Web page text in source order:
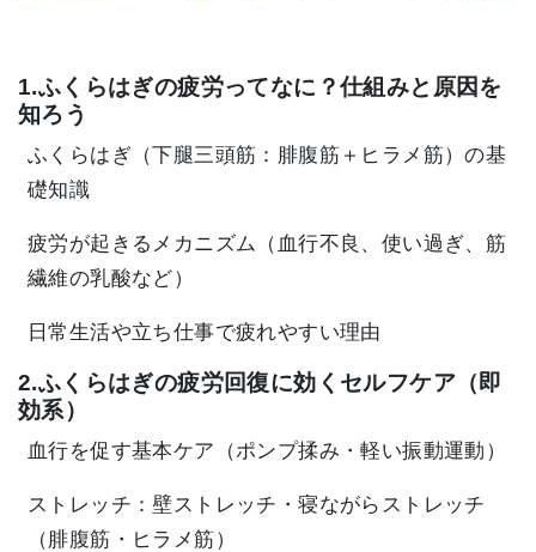
1.ふくらはぎの疲労ってなに？仕組みと原因を
知ろう
ふくらはぎ（下腿三頭筋：腓腹筋＋ヒラメ筋）の基
礎知識
疲労が起きるメカニズム（血行不良、使い過ぎ、筋
繊維の乳酸など）
日常生活や立ち仕事で疲れやすい理由
2.ふくらはぎの疲労回復に効くセルフケア（即
効系）
血行を促す基本ケア（ポンプ揉み・軽い振動運動）
ストレッチ：壁ストレッチ・寝ながらストレッチ
（腓腹筋・ヒラメ筋）